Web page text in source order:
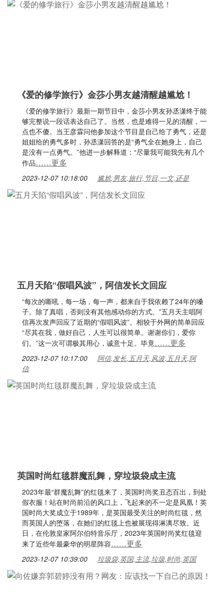
《爱的修学旅行》金莎小男友越清醒越尴尬！
《爱的修学旅行》最新一期节目中，金莎小男友孙丞潇终于能
够完整说一段话表达自己了。当然，也是难得一见的清醒，一
点也不傻。当王彦霖问他参加这个节目是自己给了勇气，还是
姐姐给的勇气多时，孙丞潇回答的是“勇气全在她身上，自己
是没有一点勇气。”他进一步解释道：“尽量我可能我先有几个
作品……更多
2023-12-07 10:18:00 尴尬,男友,旅行,节目,一文,还是
五月天陷“假唱风波”，阿信发长文回应
“每次的嘶吼，每一场，每一声，都来自于我依赖了24年的嗓
子。除了真唱，否则没有其他感动你的方式。”五月天主唱阿
信再次发声回应了近期的“假唱风波”。相较于外网的简单回应
“尽其在我，做好自己，人生可以很简单。谢谢你们，爱你
们。”这一次可谓极其用心，诚意十足。毕竟……更多
2023-12-07 10:17:00
阿信,发长,五月天,风波,五月天,阿
信
英国时尚红毯群魔乱舞，穿垃圾袋成主流
2023年最“群魔乱舞”的红毯来了，英国时尚奖丑态百出，到处
假衣服！站在时尚前沿的风口上，飞起来的不一定是凤凰！英
国时尚大奖成立于1989年，是英国最受关注的时尚红毯，然
而英国人的堕落，在她们的红毯上也被展现得淋漓尽致。近
日，在伦敦皇家阿尔伯特音乐厅，2023年英国时尚奖红毯迎
来了近些年最豪华的明星阵容……更多
2023-12-07 10:39:00 垃圾袋,英国,主流,垃圾,时尚,英国